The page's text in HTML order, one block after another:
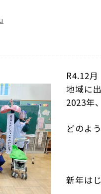
R4.12
地域に
2023年
どのよ
新年は